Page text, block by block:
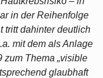
in der Reihenfolge
tritt dahinter deutlich
mit dem als Anlage
zum Thema „visible
glaubhaft